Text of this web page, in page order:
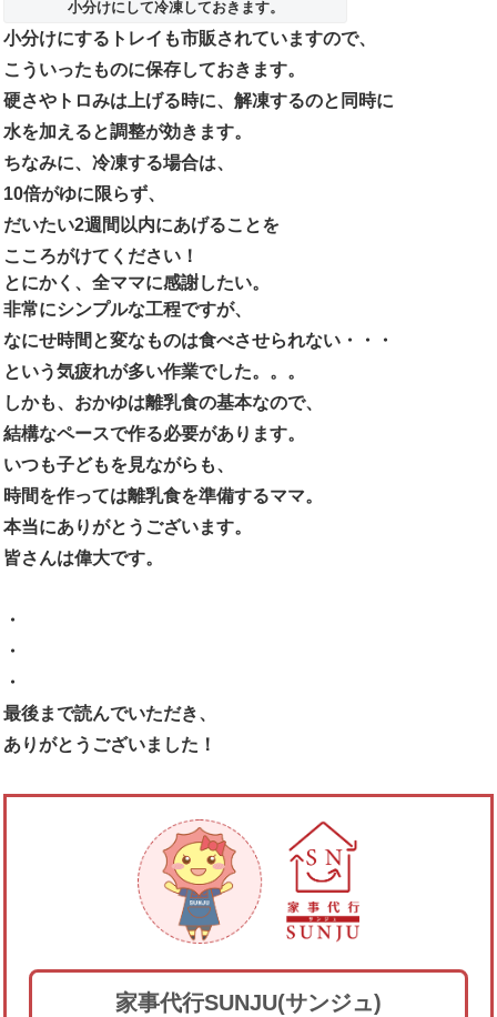
小分けにして冷凍しておきます。
小分けにするトレイも市販されていますので、
こういったものに保存しておきます。
硬さやトロみは上げる時に、解凍するのと同時に
水を加えると調整が効きます。
ちなみに、冷凍する場合は、
10倍がゆに限らず、
だいたい2週間以内にあげることを
こころがけてください！
とにかく、全ママに感謝したい。
非常にシンプルな工程ですが、
なにせ時間と変なものは食べさせられない・・・
という気疲れが多い作業でした。。。
しかも、おかゆは離乳食の基本なので、
結構なペースで作る必要があります。
いつも子どもを見ながらも、
時間を作っては離乳食を準備するママ。
本当にありがとうございます。
皆さんは偉大です。
・
・
・
最後まで読んでいただき、
ありがとうございました！
家事代行SUNJU(サンジュ)